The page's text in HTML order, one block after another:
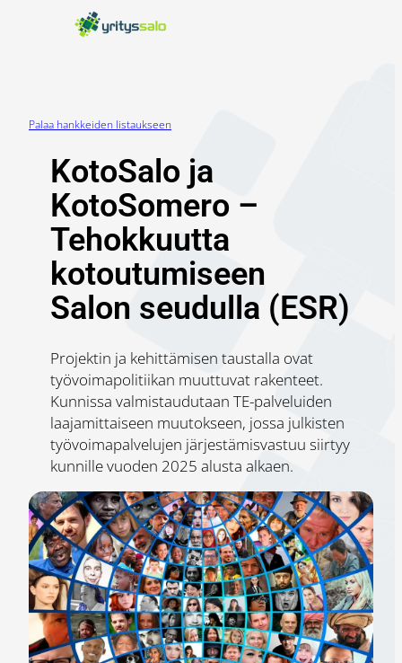
Palaa hankkeiden listaukseen
KotoSalo ja
KotoSomero –
Tehokkuutta
kotoutumiseen
Salon seudulla (ESR)
Projektin ja kehittämisen taustalla ovat
työvoimapolitiikan muuttuvat rakenteet.
Kunnissa valmistaudutaan TE-palveluiden
laajamittaiseen muutokseen, jossa julkisten
työvoimapalvelujen järjestämisvastuu siirtyy
kunnille vuoden 2025 alusta alkaen.